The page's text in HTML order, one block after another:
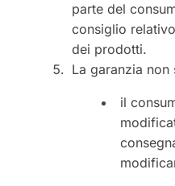
parte del
consiglio
dei prodotti.
La garanzia non
il